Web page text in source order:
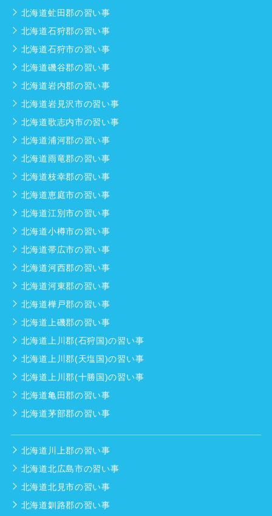
北海道虻田郡の習い事
北海道石狩郡の習い事
北海道石狩市の習い事
北海道磯谷郡の習い事
北海道岩内郡の習い事
北海道岩見沢市の習い事
北海道歌志内市の習い事
北海道浦河郡の習い事
北海道雨竜郡の習い事
北海道枝幸郡の習い事
北海道恵庭市の習い事
北海道江別市の習い事
北海道小樽市の習い事
北海道帯広市の習い事
北海道河西郡の習い事
北海道河東郡の習い事
北海道樺戸郡の習い事
北海道上磯郡の習い事
北海道上川郡(石狩国)の習い事
北海道上川郡(天塩国)の習い事
北海道上川郡(十勝国)の習い事
北海道亀田郡の習い事
北海道茅部郡の習い事
北海道川上郡の習い事
北海道北広島市の習い事
北海道北見市の習い事
北海道釧路郡の習い事